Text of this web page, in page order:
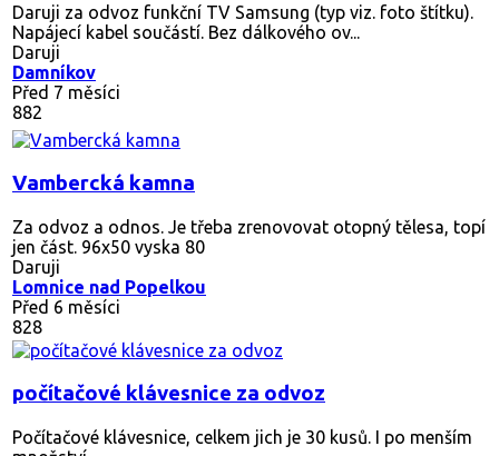
Daruji za odvoz funkční TV Samsung (typ viz. foto štítku).
Napájecí kabel součástí. Bez dálkového ov...
Daruji
Damníkov
Před 7 měsíci
882
Vambercká kamna
Za odvoz a odnos. Je třeba zrenovovat otopný tělesa, topí
jen část. 96x50 vyska 80
Daruji
Lomnice nad Popelkou
Před 6 měsíci
828
počítačové klávesnice za odvoz
Počítačové klávesnice, celkem jich je 30 kusů. I po menším